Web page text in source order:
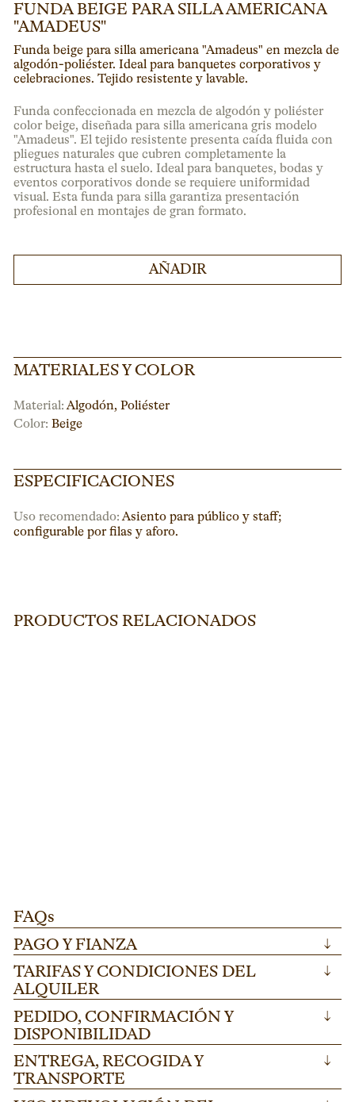
FUNDA BEIGE PARA SILLA AMERICANA
"AMADEUS"
Funda beige para silla americana "Amadeus" en mezcla de
algodón-poliéster. Ideal para banquetes corporativos y
celebraciones. Tejido resistente y lavable.
Funda confeccionada en mezcla de algodón y poliéster
color beige, diseñada para silla americana gris modelo
"Amadeus". El tejido resistente presenta caída fluida con
pliegues naturales que cubren completamente la
estructura hasta el suelo. Ideal para banquetes, bodas y
eventos corporativos donde se requiere uniformidad
visual. Esta funda para silla garantiza presentación
profesional en montajes de gran formato.
AÑADIR
MATERIALES Y COLOR
Material: Algodón, Poliéster
Color: Beige
ESPECIFICACIONES
Uso recomendado: Asiento para público y staff;
configurable por filas y aforo.
PRODUCTOS RELACIONADOS
FAQs
PAGO Y FIANZA
↓
TARIFAS Y CONDICIONES DEL
ALQUILER
↓
PEDIDO, CONFIRMACIÓN Y
DISPONIBILIDAD
↓
ENTREGA, RECOGIDA Y
TRANSPORTE
↓